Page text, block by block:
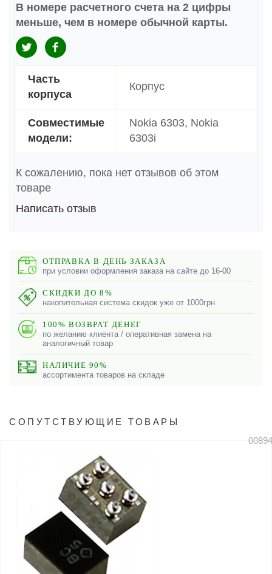
В номере расчетного счета на 2 цифры
меньше, чем в номере обычной карты.
Часть
корпуса
Корпус
Совместимые
модели:
Nokia 6303, Nokia
6303i
К сожалению, пока нет отзывов об этом
товаре
Написать отзыв
ОТПРАВКА В ДЕНЬ ЗАКАЗА
при условии оформления заказа на сайте до 16-00
СКИДКИ ДО 8%
накопительная система скидок уже от 1000грн
100% ВОЗВРАТ ДЕНЕГ
по желанию клиента / оперативная замена на
аналогичный товар
НАЛИЧИЕ 90%
ассортимента товаров на складе
СОПУТСТВУЮЩИЕ ТОВАРЫ